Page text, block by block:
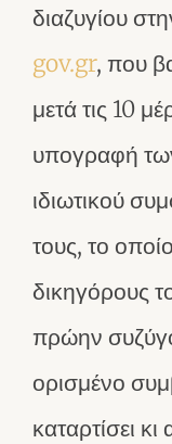
διαζυγίου
gov.gr, που
μετά τις 10
υπογραφή
ιδιωτικού
τους, το
δικηγόρους
πρώην
ορισμένο
καταρτίσει